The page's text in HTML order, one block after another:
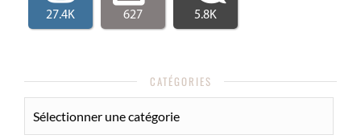
27.4K 627 5.8K
CATÉGORIES
CATÉGORIES